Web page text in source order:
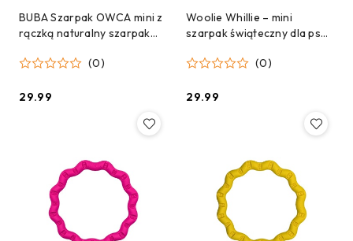
BUBA Szarpak OWCA mini z
rączką naturalny szarpak
futra owcy
(0)
Cena:
29.99
Woolie Whillie – mini
szarpak świąteczny dla psa
(0)
Cena:
29.99